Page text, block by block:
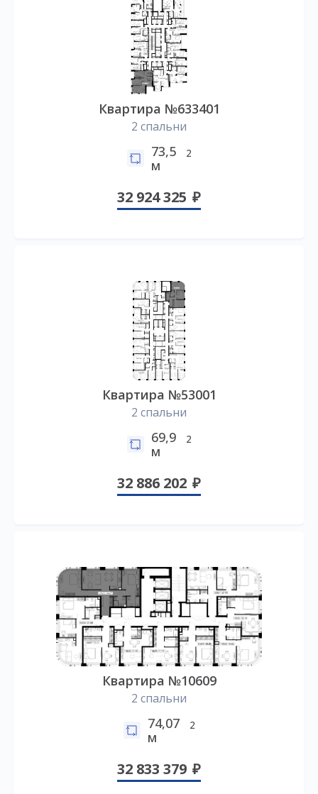
Квартира №633401
2 спальни
73,5
м
2
32 924 325
Квартира №53001
2 спальни
69,9
м
2
32 886 202
Квартира №10609
2 спальни
74,07
м
2
32 833 379